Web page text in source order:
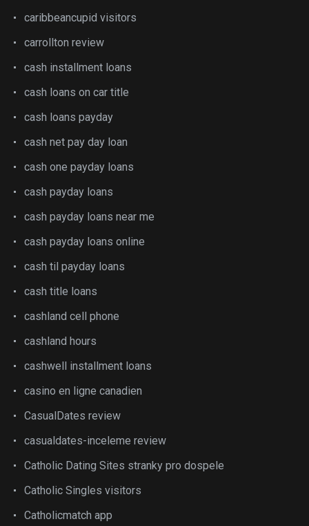
caribbeancupid visitors
carrollton review
cash installment loans
cash loans on car title
cash loans payday
cash net pay day loan
cash one payday loans
cash payday loans
cash payday loans near me
cash payday loans online
cash til payday loans
cash title loans
cashland cell phone
cashland hours
cashwell installment loans
casino en ligne canadien
CasualDates review
casualdates-inceleme review
Catholic Dating Sites stranky pro dospele
Catholic Singles visitors
Catholicmatch app